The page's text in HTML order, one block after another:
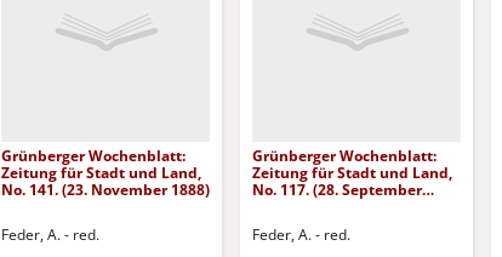
Grünberger Wochenblatt:
Zeitung für Stadt und Land,
No. 141. (23. November 1888)
Feder, A. - red.
Grünberger Wochenblatt:
Zeitung für Stadt und Land,
No. 117. (28. September
Feder, A. - red.